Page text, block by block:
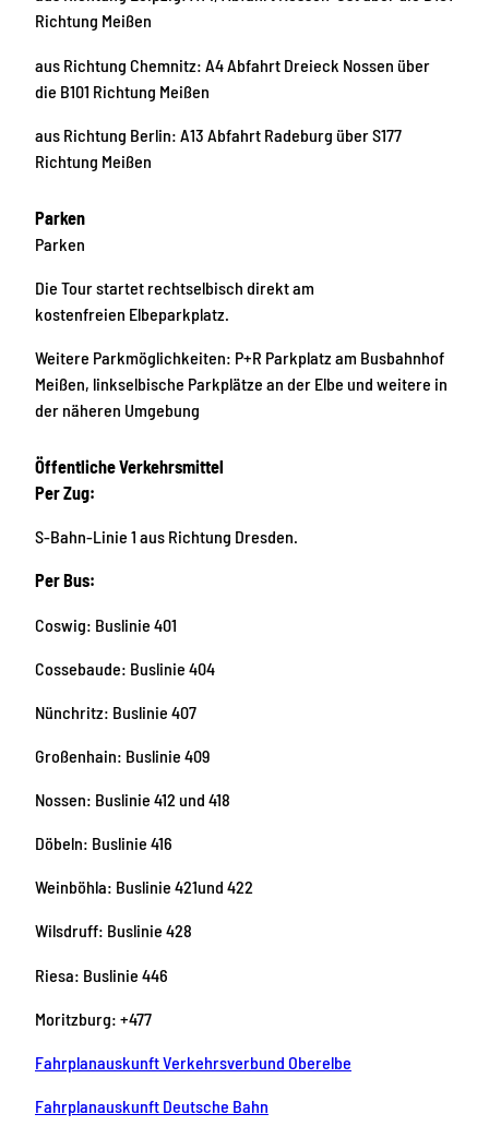
Richtung Meißen
aus Richtung Chemnitz: A4 Abfahrt Dreieck Nossen über
die B101 Richtung Meißen
aus Richtung Berlin: A13 Abfahrt Radeburg über S177
Richtung Meißen
Parken
Parken
Die Tour startet rechtselbisch direkt am
kostenfreien Elbeparkplatz.
Weitere Parkmöglichkeiten: P+R Parkplatz am Busbahnhof
Meißen, linkselbische Parkplätze an der Elbe und weitere in
der näheren Umgebung
Öffentliche Verkehrsmittel
Per Zug:
S-Bahn-Linie 1 aus Richtung Dresden.
Per Bus:
Coswig: Buslinie 401
Cossebaude: Buslinie 404
Nünchritz: Buslinie 407
Großenhain: Buslinie 409
Nossen: Buslinie 412 und 418
Döbeln: Buslinie 416
Weinböhla: Buslinie 421und 422
Wilsdruff: Buslinie 428
Riesa: Buslinie 446
Moritzburg: +477
Fahrplanauskunft Verkehrsverbund Oberelbe
Fahrplanauskunft Deutsche Bahn